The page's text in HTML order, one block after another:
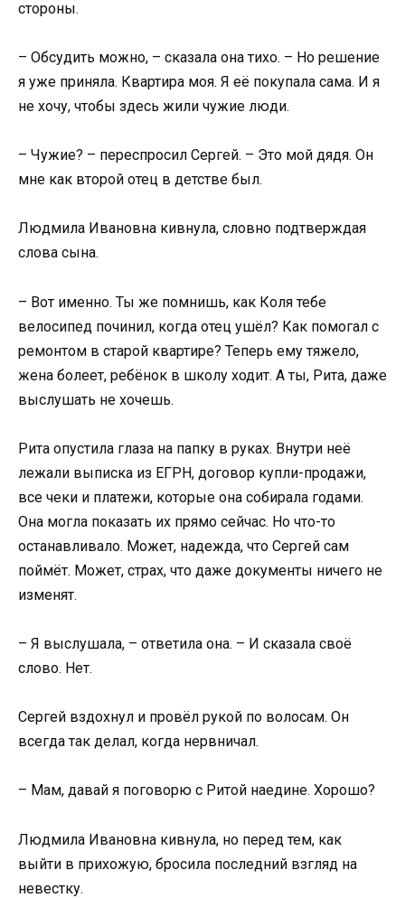
стороны.
– Обсудить можно, – сказала она тихо. – Но решение
я уже приняла. Квартира моя. Я её покупала сама. И я
не хочу, чтобы здесь жили чужие люди.
– Чужие? – переспросил Сергей. – Это мой дядя. Он
мне как второй отец в детстве был.
Людмила Ивановна кивнула, словно подтверждая
слова сына.
– Вот именно. Ты же помнишь, как Коля тебе
велосипед починил, когда отец ушёл? Как помогал с
ремонтом в старой квартире? Теперь ему тяжело,
жена болеет, ребёнок в школу ходит. А ты, Рита, даже
выслушать не хочешь.
Рита опустила глаза на папку в руках. Внутри неё
лежали выписка из ЕГРН, договор купли-продажи,
все чеки и платежи, которые она собирала годами.
Она могла показать их прямо сейчас. Но что-то
останавливало. Может, надежда, что Сергей сам
поймёт. Может, страх, что даже документы ничего не
изменят.
– Я выслушала, – ответила она. – И сказала своё
слово. Нет.
Сергей вздохнул и провёл рукой по волосам. Он
всегда так делал, когда нервничал.
– Мам, давай я поговорю с Ритой наедине. Хорошо?
Людмила Ивановна кивнула, но перед тем, как
выйти в прихожую, бросила последний взгляд на
невестку.